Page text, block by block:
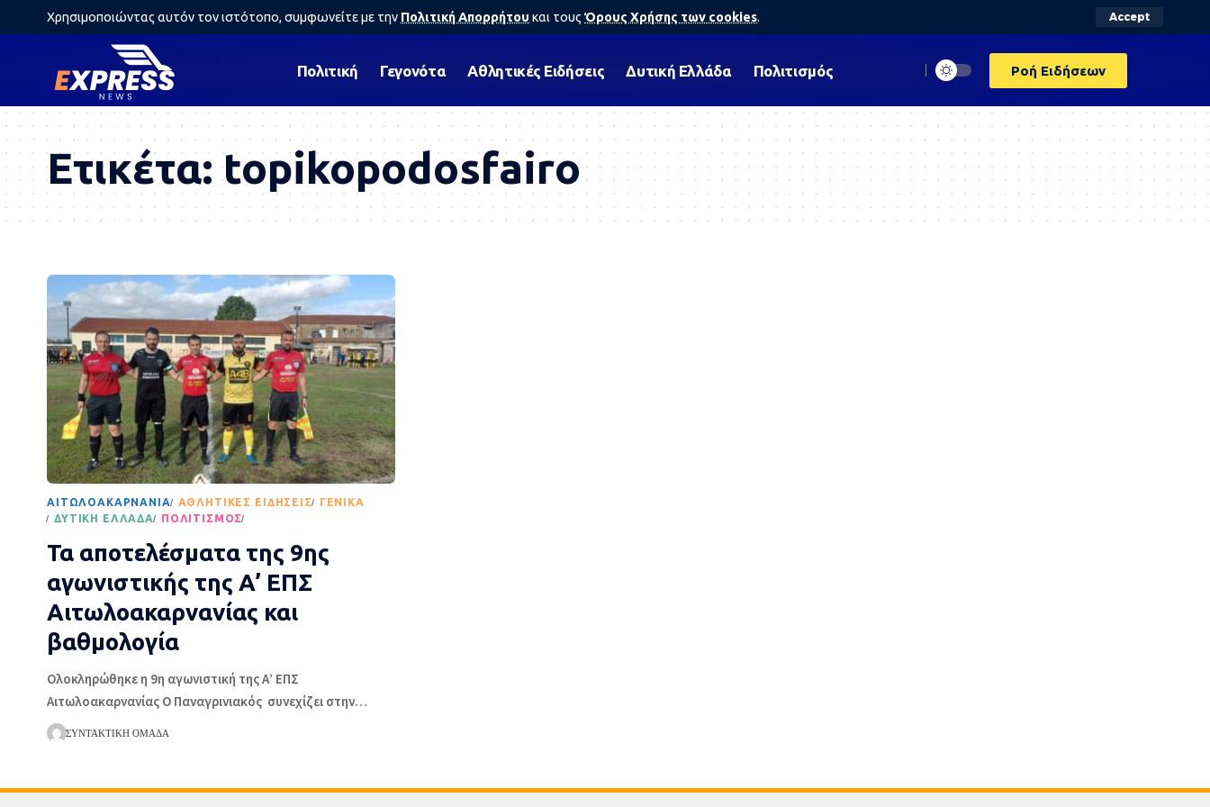
Χρησιμοποιώντας αυτόν τον ιστότοπο, συμφωνείτε με την Πολιτική Απορρήτου και τους Όρους Χρήσης των cookies. Accept
Πολιτική Γεγονότα Αθλητικές Ειδήσεις Δυτική Ελλάδα Πολιτισμός Ροή Ειδήσεων
Ετικέτα:topikopodosfairo
AΙΤΩΛΟΑΚΑΡΝΑΝΊΑ ΑΘΛΗΤΙΚΈΣ ΕΙΔΉΣΕΙΣ
ΓΕΝΙΚΆ
ΔΥΤΙΚΉ ΕΛΛΆΔΑ
ΠΟΛΙΤΙΣΜΌΣ
Τα αποτελέσματα της 9ης
αγωνιστικής της Α’ ΕΠΣ
Αιτωλοακαρνανίας και
βαθμολογία
Ολοκληρώθηκε η 9η αγωνιστική της Α’ ΕΠΣ
Αιτωλοακαρνανίας Ο Παναγρινιακός συνεχίζει στην…
ΣΥΝΤΑΚΤΙΚΉ ΟΜΆΔΑ